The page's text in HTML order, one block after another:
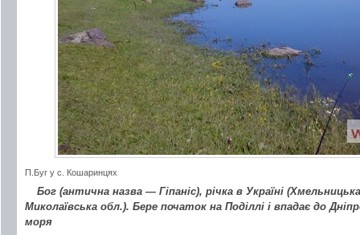
П.Буг у с. Кошаринцях
Бог (антична назва — Гіпаніс), річка в Україні
Миколаївська обл.). Бере початок на Поділлі і впадає до
моря